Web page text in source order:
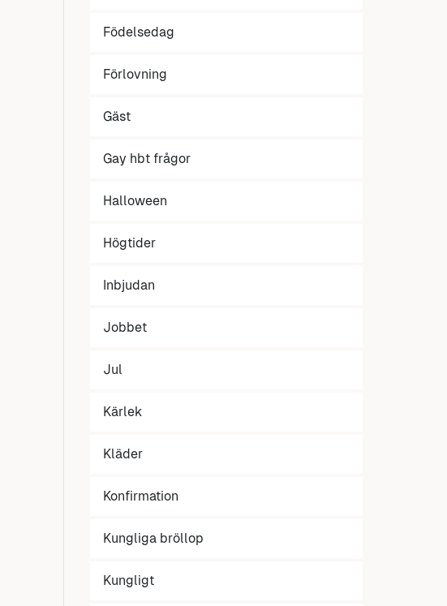
Födelsedag
Förlovning
Gäst
Gay hbt frågor
Halloween
Högtider
Inbjudan
Jobbet
Jul
Kärlek
Kläder
Konfirmation
Kungliga bröllop
Kungligt